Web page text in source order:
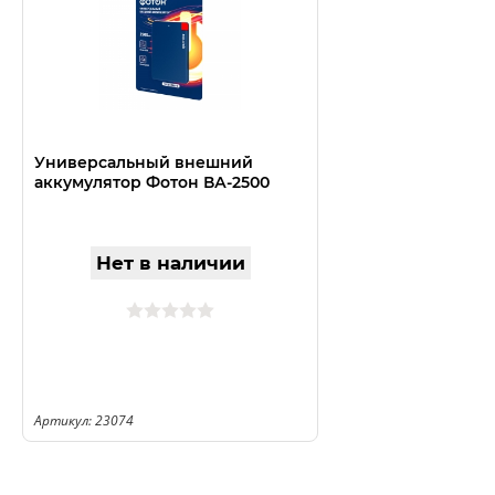
Универсальный внешний
аккумулятор Фотон ВА-2500
Нет в наличии
Артикул: 23074